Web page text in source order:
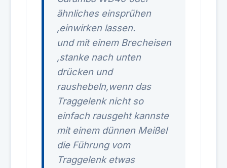
ähnliches einsprühen
,einwirken lassen.
und mit einem Brecheisen
,stanke nach unten
drücken und
raushebeln,wenn das
Traggelenk nicht so
einfach rausgeht kannste
mit einem dünnen Meißel
die Führung vom
Traggelenk etwas